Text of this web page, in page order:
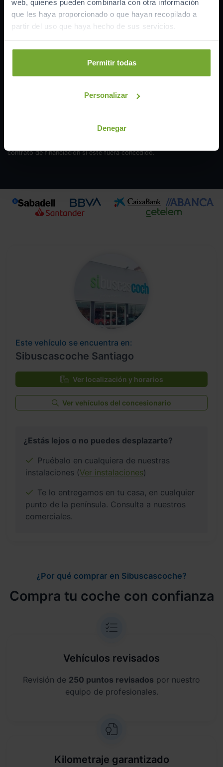
web, quienes pueden combinarla con otra información
que les haya proporcionado o que hayan recopilado a
partir del uso que haya hecho de sus servicios.
Permitir todas
Personalizar
Denegar
ABANCA, Santander o Cetelem según campaña vigente, sometida a
del plazo e importe que hayas definido. Las condiciones económicas
se actualizarán en cada simulación. Oferta válida hasta el
de apertura y seguro de protección de pago. El importe total
€. Importe Total adeudado:
€). Los cálculos facilitados en cada simulación tienen una
contrato de financiación si este fuera concedido.
Este vehículo se encuentra en:
Sibuscascoche Santiago
Ver localización y horarios
Ver vehículos del concesionario
¿Estás lejos o no puedes desplazarte?
Pruébalo en cualquiera de nuestras
instalaciones (Ver instalaciones)
Te lo entregamos en tu casa, en cualquier
punto de la península. Consulta a nuestros
comerciales.
¿Por qué comprar en Sibuscascoche?
Compra tu coche con confianza
Vehículos revisados
Revisión de 250 puntos revisados por nuestro
equipo de profesionales.
Kilometraje garantizado